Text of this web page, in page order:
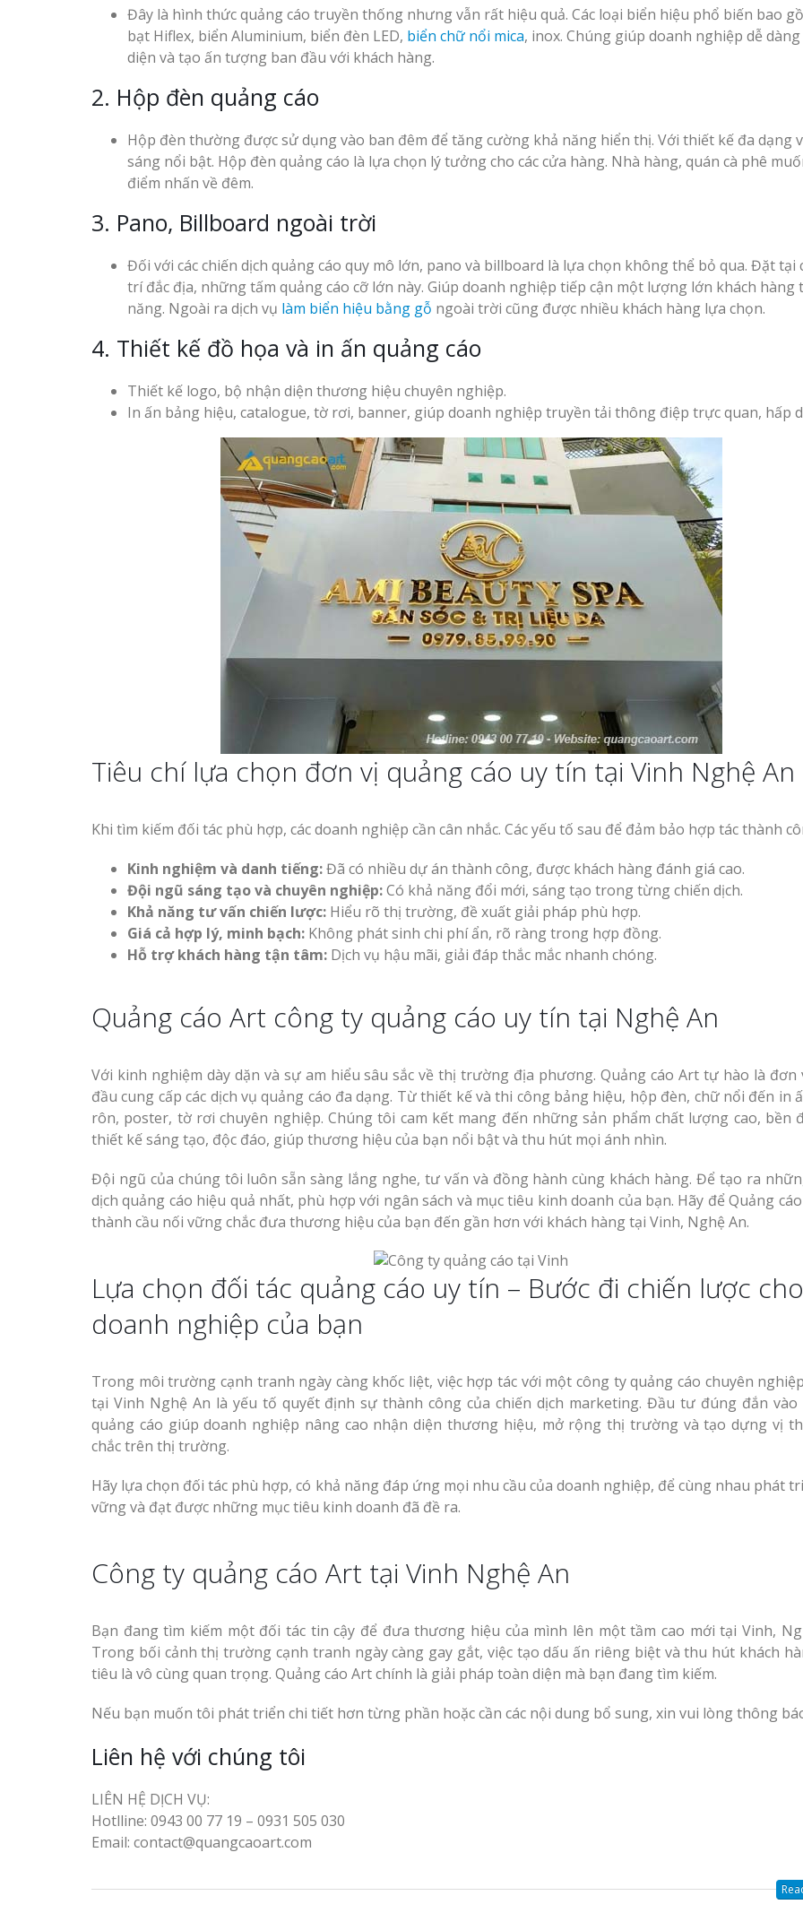
Đây là hình thức quảng cáo truyền thống nhưng vẫn rất hiệu quả. Các loại biển hiệu phổ biến bao
bạt Hiflex, biển Aluminium, biển đèn LED, biển chữ nổi mica, inox. Chúng giúp doanh nghiệp dễ
diện và tạo ấn tượng ban đầu với khách hàng.
2. Hộp đèn quảng cáo
Hộp đèn thường được sử dụng vào ban đêm để tăng cường khả năng hiển thị. Với thiết kế đa dạng
sáng nổi bật. Hộp đèn quảng cáo là lựa chọn lý tưởng cho các cửa hàng. Nhà hàng, quán cà phê
điểm nhấn về đêm.
3. Pano, Billboard ngoài trời
Đối với các chiến dịch quảng cáo quy mô lớn, pano và billboard là lựa chọn không thể bỏ qua. Đặt tại
trí đắc địa, những tấm quảng cáo cỡ lớn này. Giúp doanh nghiệp tiếp cận một lượng lớn khách hàng
năng. Ngoài ra dịch vụ làm biển hiệu bằng gỗ ngoài trời cũng được nhiều khách hàng lựa chọn.
4. Thiết kế đồ họa và in ấn quảng cáo
Thiết kế logo, bộ nhận diện thương hiệu chuyên nghiệp.
In ấn bảng hiệu, catalogue, tờ rơi, banner, giúp doanh nghiệp truyền tải thông điệp trực quan, hấp
Tiêu chí lựa chọn đơn vị quảng cáo uy tín tại Vinh Nghệ An
Khi tìm kiếm đối tác phù hợp, các doanh nghiệp cần cân nhắc. Các yếu tố sau để đảm bảo hợp tác thành
Kinh nghiệm và danh tiếng:Đã có nhiều dự án thành công, được khách hàng đánh giá cao.
Đội ngũ sáng tạo và chuyên nghiệp:Có khả năng đổi mới, sáng tạo trong từng chiến dịch.
Khả năng tư vấn chiến lược: Hiểu rõ thị trường, đề xuất giải pháp phù hợp.
Giá cả hợp lý, minh bạch: Không phát sinh chi phí ẩn, rõ ràng trong hợp đồng.
Hỗ trợ khách hàng tận tâm: Dịch vụ hậu mãi, giải đáp thắc mắc nhanh chóng.
Quảng cáo Art công ty quảng cáo uy tín tại Nghệ An
Với kinh nghiệm dày dặn và sự am hiểu sâu sắc về thị trường địa phương. Quảng cáo Art tự hào là đơn
đầu cung cấp các dịch vụ quảng cáo đa dạng. Từ thiết kế và thi công bảng hiệu, hộp đèn, chữ nổi đến in
rôn, poster, tờ rơi chuyên nghiệp. Chúng tôi cam kết mang đến những sản phẩm chất lượng cao, bền
thiết kế sáng tạo, độc đáo, giúp thương hiệu của bạn nổi bật và thu hút mọi ánh nhìn.
Đội ngũ của chúng tôi luôn sẵn sàng lắng nghe, tư vấn và đồng hành cùng khách hàng. Để tạo ra
dịch quảng cáo hiệu quả nhất, phù hợp với ngân sách và mục tiêu kinh doanh của bạn. Hãy để Quảng
thành cầu nối vững chắc đưa thương hiệu của bạn đến gần hơn với khách hàng tại Vinh, Nghệ An.
Lựa chọn đối tác quảng cáo uy tín – Bước đi chiến lược cho
doanh nghiệp của bạn
Trong môi trường cạnh tranh ngày càng khốc liệt, việc hợp tác với một công ty quảng cáo chuyên
tại Vinh Nghệ An là yếu tố quyết định sự thành công của chiến dịch marketing. Đầu tư đúng đắn vào
quảng cáo giúp doanh nghiệp nâng cao nhận diện thương hiệu, mở rộng thị trường và tạo dựng vị
chắc trên thị trường.
Hãy lựa chọn đối tác phù hợp, có khả năng đáp ứng mọi nhu cầu của doanh nghiệp, để cùng nhau phát
vững và đạt được những mục tiêu kinh doanh đã đề ra.
Công ty quảng cáo Art tại Vinh Nghệ An
Bạn đang tìm kiếm một đối tác tin cậy để đưa thương hiệu của mình lên một tầm cao mới tại Vinh,
Trong bối cảnh thị trường cạnh tranh ngày càng gay gắt, việc tạo dấu ấn riêng biệt và thu hút khách
tiêu là vô cùng quan trọng. Quảng cáo Art chính là giải pháp toàn diện mà bạn đang tìm kiếm.
Nếu bạn muốn tôi phát triển chi tiết hơn từng phần hoặc cần các nội dung bổ sung, xin vui lòng thông
Liên hệ với chúng tôi
LIÊN HỆ DỊCH VỤ:
Hotlline: 0943 00 77 19 – 0931 505 030
Email: contact@quangcaoart.com